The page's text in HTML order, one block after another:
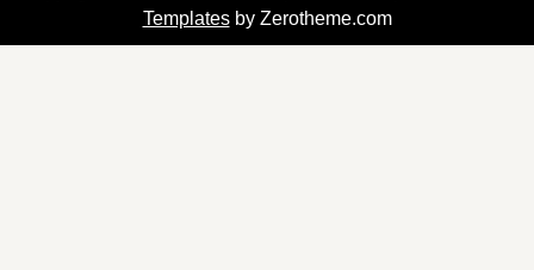
Templatesby Zerotheme.com